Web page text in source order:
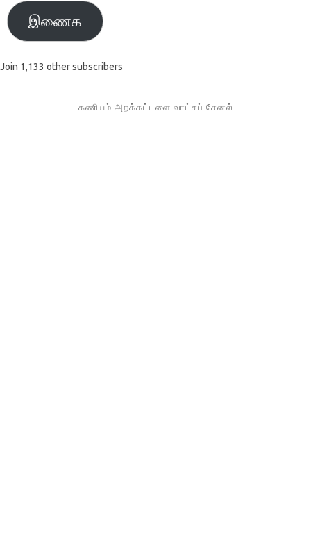
இணைக
Join 1,133 other subscribers
கணியம் அறக்கட்டளை வாட்சப் சேனல்